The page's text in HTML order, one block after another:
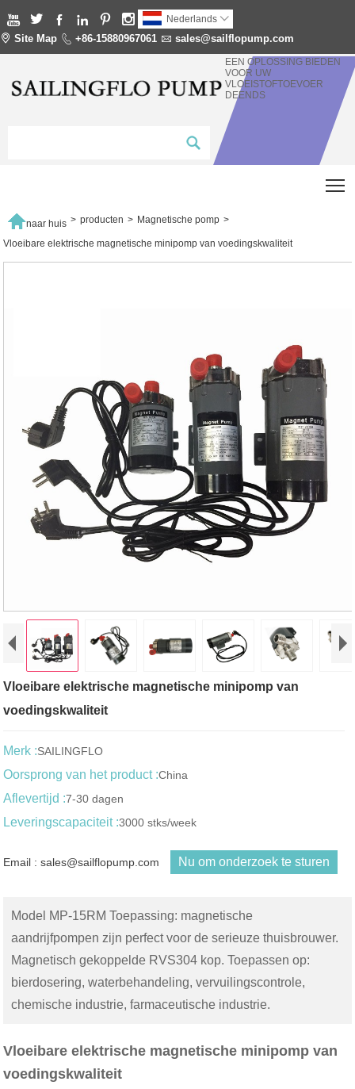
      Nederlands 
 Site Map  +86-15880967061  sales@sailflopump.com
EEN OPLOSSING BIEDEN
VOOR UW
VLOEISTOFTOEVOER
DEENDS
naar huis > producten > Magnetische pomp >
Vloeibare elektrische magnetische minipomp van voedingskwaliteit
Vloeibare elektrische magnetische minipomp van
voedingskwaliteit
Merk :SAILINGFLO
Oorsprong van het product :China
Aflevertijd :7-30 dagen
Leveringscapaciteit :3000 stks/week
Email : sales@sailflopump.com Nu om onderzoek te sturen
Model ​MP-15RM Toepassing: magnetische
aandrijfpompen zijn perfect voor de serieuze thuisbrouwer.
Magnetisch gekoppelde RVS304 kop. Toepassen op:
bierdosering, waterbehandeling, vervuilingscontrole,
chemische industrie, farmaceutische industrie.
Vloeibare elektrische magnetische minipomp van
voedingskwaliteit